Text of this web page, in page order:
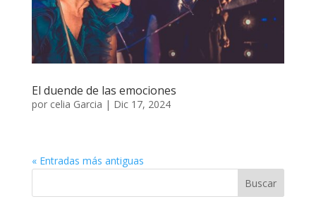
El duende de las emociones
por celia Garcia | Dic 17, 2024
« Entradas más antiguas
Buscar